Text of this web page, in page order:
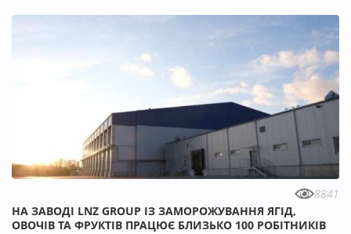
8841
НА ЗАВОДІ LNZ GROUP ІЗ ЗАМОРОЖУВАННЯ ЯГІД,
ОВОЧІВ ТА ФРУКТІВ ПРАЦЮЄ БЛИЗЬКО 100 РОБІТНИКІВ